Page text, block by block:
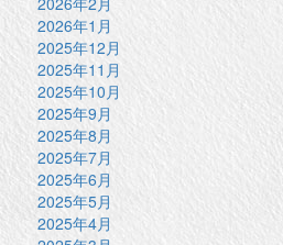
2026年1月
2025年12月
2025年11月
2025年10月
2025年9月
2025年8月
2025年7月
2025年6月
2025年5月
2025年4月